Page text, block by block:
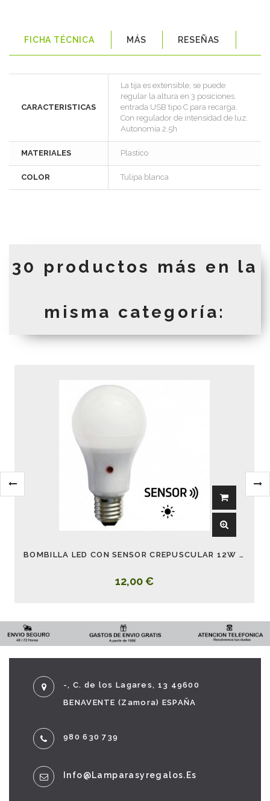
FICHA TÉCNICA MÁS RESEÑAS
CARACTERISTICAS
La tija es extensible, se puede
regular la altura en 3 posiciones.
entrada USB tipo C para recarga.
Con regulador de intensidad de luz.
Autonomía 2.5h
MATERIALES Plastico
COLOR Tulipa blanca
30 productos más en la
misma categoría:
BOMBILLA LED CON SENSOR CREPUSCULAR 12W 6000K
12,00 €
-, C. de los Lagares, 13 49600
BENAVENTE (Zamora) ESPAÑA
980 630 739
Info@lamparasyregalos.es